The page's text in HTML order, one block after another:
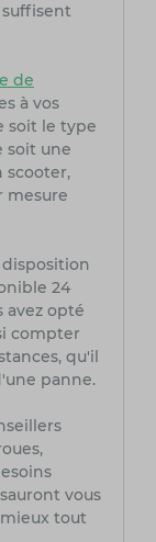
de
à vos
soit le type
soit une
scooter,
mesure
disposition
24
avez opté
compter
qu'il
panne.
vous
tout